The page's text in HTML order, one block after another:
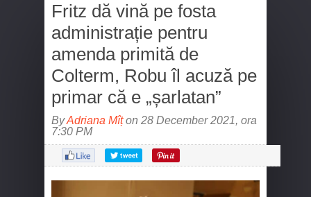
Fritz dă vină pe fosta
administrație pentru
amenda primită de
Colterm, Robu îl acuză pe
primar că e „șarlatan”
ByAdriana Mîțon 28 December 2021, ora
7:30 PM